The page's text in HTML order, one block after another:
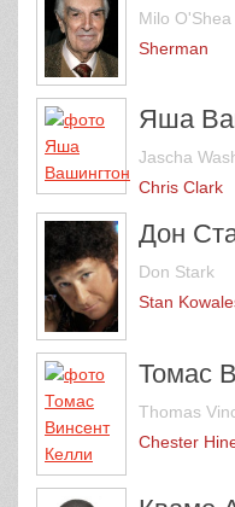
Milo O'Shea
Sherman
Яша
Jascha
Chris Clark
Дон
Don Stark
Stan
Томас
Thomas
Chester